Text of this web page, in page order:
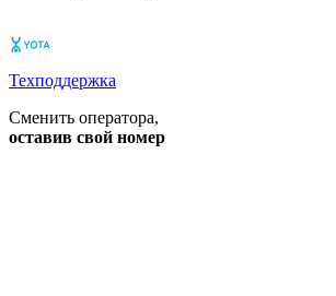
Техподдержка
Сменить оператора,
оставив свой номер